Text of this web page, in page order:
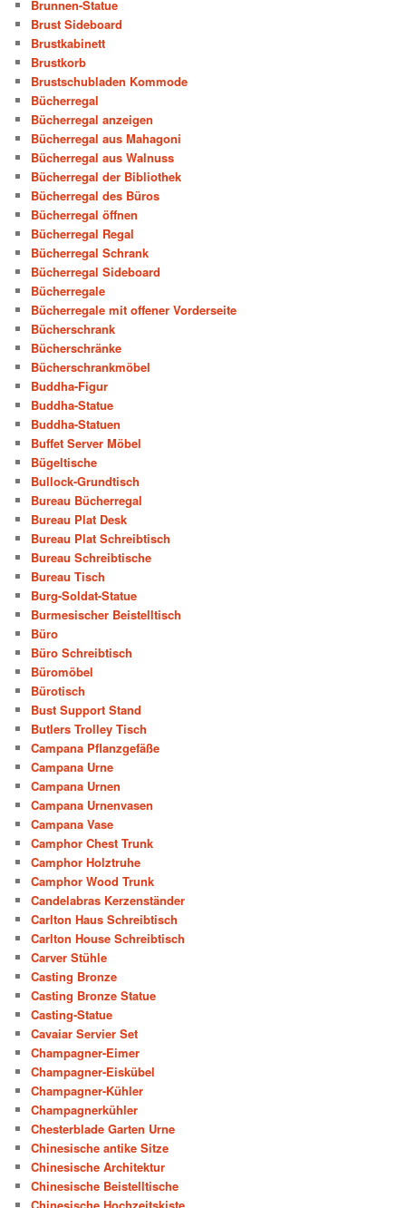
Brunnen-Statue
Brust Sideboard
Brustkabinett
Brustkorb
Brustschubladen Kommode
Bücherregal
Bücherregal anzeigen
Bücherregal aus Mahagoni
Bücherregal aus Walnuss
Bücherregal der Bibliothek
Bücherregal des Büros
Bücherregal öffnen
Bücherregal Regal
Bücherregal Schrank
Bücherregal Sideboard
Bücherregale
Bücherregale mit offener Vorderseite
Bücherschrank
Bücherschränke
Bücherschrankmöbel
Buddha-Figur
Buddha-Statue
Buddha-Statuen
Buffet Server Möbel
Bügeltische
Bullock-Grundtisch
Bureau Bücherregal
Bureau Plat Desk
Bureau Plat Schreibtisch
Bureau Schreibtische
Bureau Tisch
Burg-Soldat-Statue
Burmesischer Beistelltisch
Büro
Büro Schreibtisch
Büromöbel
Bürotisch
Bust Support Stand
Butlers Trolley Tisch
Campana Pflanzgefäße
Campana Urne
Campana Urnen
Campana Urnenvasen
Campana Vase
Camphor Chest Trunk
Camphor Holztruhe
Camphor Wood Trunk
Candelabras Kerzenständer
Carlton Haus Schreibtisch
Carlton House Schreibtisch
Carver Stühle
Casting Bronze
Casting Bronze Statue
Casting-Statue
Cavaiar Servier Set
Champagner-Eimer
Champagner-Eiskübel
Champagner-Kühler
Champagnerkühler
Chesterblade Garten Urne
Chinesische antike Sitze
Chinesische Architektur
Chinesische Beistelltische